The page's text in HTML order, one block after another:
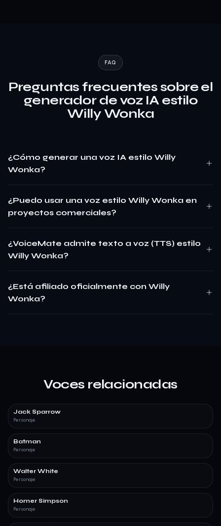
FAQ
Preguntas frecuentes sobre el
generador de voz IA estilo
Willy Wonka
¿Cómo generar una voz IA estilo Willy
Wonka?
¿Puedo usar una voz estilo Willy Wonka en
proyectos comerciales?
¿VoiceMate admite texto a voz (TTS) estilo
Willy Wonka?
¿Está afiliado oficialmente con Willy
Wonka?
Voces relacionadas
Jack Sparrow
Personaje
Batman
Personaje
Walter White
Personaje
Homer Simpson
Personaje